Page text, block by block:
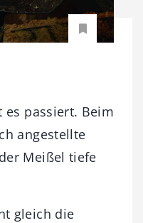
es passiert. Beim
angestellte
Meißel tiefe
gleich die